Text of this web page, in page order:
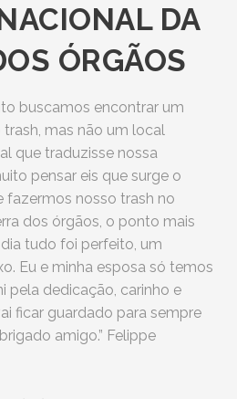
DA
ÓRGÃOS
buscamos encontrar um
mas não um local
que traduzisse nossa
pensar eis que surge o
fazermos nosso trash no
dos órgãos, o ponto mais
tudo foi perfeito, um
Eu e minha esposa só temos
pela dedicação, carinho e
ficar guardado para sempre
amigo.” Felippe